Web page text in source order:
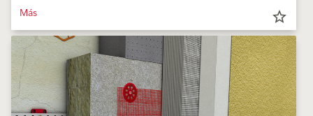
Más star_border